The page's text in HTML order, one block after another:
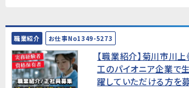
職業紹介 お仕事No1349-5273
【職業紹介】菊川市川上
工のパイオニア企業で
躍していただける方を